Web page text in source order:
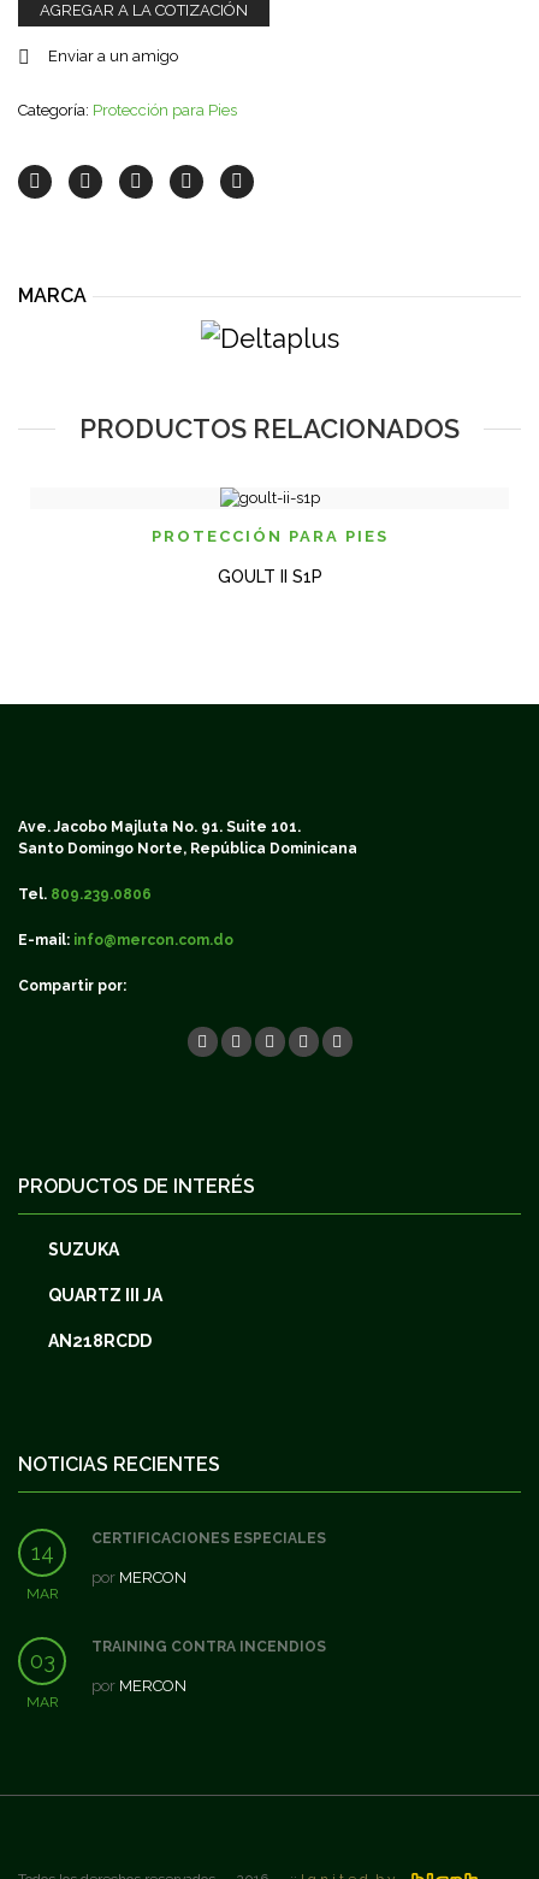
AGREGAR A LA COTIZACIÓN
Enviar a un amigo
Categoría: Protección para Pies
MARCA
PRODUCTOS RELACIONADOS
PROTECCIÓN PARA PIES
GOULT II S1P
Ave. Jacobo Majluta No. 91. Suite 101.
Santo Domingo Norte, República Dominicana
Tel. 809.239.0806
E-mail: info@mercon.com.do
Compartir por:
PRODUCTOS DE INTERÉS
SUZUKA
QUARTZ III JA
AN218RCDD
NOTICIAS RECIENTES
14
MAR
CERTIFICACIONES ESPECIALES
por MERCON
03
MAR
TRAINING CONTRA INCENDIOS
por MERCON